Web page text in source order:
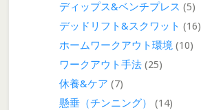
ディップス&ベンチプレス (5)
デッドリフト&スクワット (16)
ホームワークアウト環境(10)
ワークアウト手法(25)
休養&ケア (7)
懸垂（チンニング）
(14)